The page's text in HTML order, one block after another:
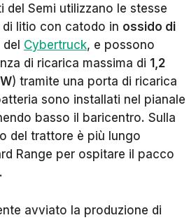
del Semi utilizzano le stesse
di litio con catodo in ossido di
del Cybertruck, e possono
di ricarica massima di 1,2
) tramite una porta di ricarica
sono installati nel pianale
basso il baricentro. Sulla
del trattore è più lungo
Range per ospitare il pacco
avviato la produzione di